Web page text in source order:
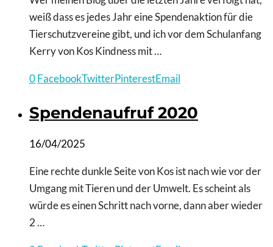
weiß dass es jedes Jahr eine Spendenaktion für die
Tierschutzvereine gibt, und ich vor dem Schulanfang
Kerry von Kos Kindness mit …
0FacebookTwitterPinterestEmail
Spendenaufruf 2020
16/04/2025
Eine rechte dunkle Seite von Kos ist nach wie vor der
Umgang mit Tieren und der Umwelt. Es scheint als
würde es einen Schritt nach vorne, dann aber wieder
2 …